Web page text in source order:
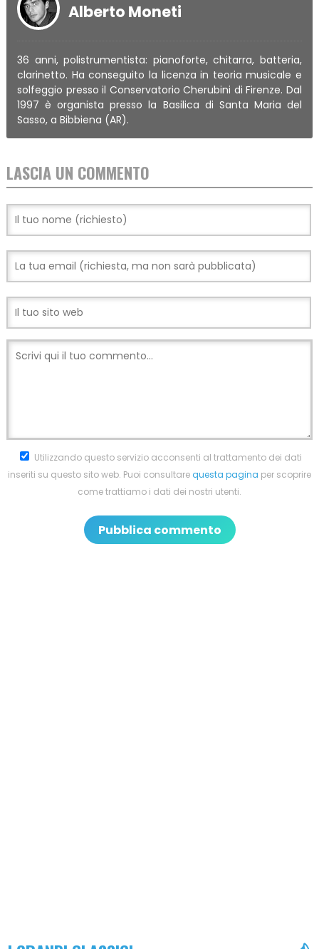
Alberto Moneti
36 anni, polistrumentista: pianoforte, chitarra, batteria,
clarinetto. Ha conseguito la licenza in teoria musicale e
solfeggio presso il Conservatorio Cherubini di Firenze. Dal
1997 è organista presso la Basilica di Santa Maria del
Sasso, a Bibbiena (AR).
LASCIA UN COMMENTO
Utilizzando questo servizio acconsenti al trattamento dei dati
inseriti su questo sito web. Puoi consultarequesta pagina per scoprire
come trattiamo i dati dei nostri utenti.